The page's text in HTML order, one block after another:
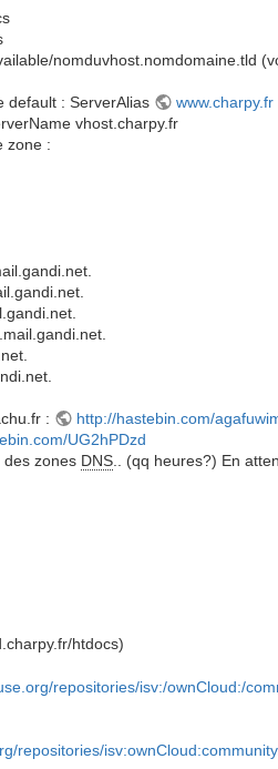
nomduvhost.nomdomaine.tld
default : ServerAlias
www.charpy.fr
vhost.charpy.fr
zone :
:
http://hastebin.com/
UG2hPDzd
des zones DNS .. (qq heures?) En
htdocs)
repositories/isv:/ownCloud:/
repositories/